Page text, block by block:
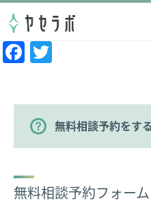
Facebook
無料相談予約をす
無料相談予約フォーム